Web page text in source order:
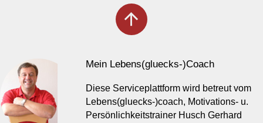
arrow_upward
Mein Lebens(gluecks-)Coach
Diese Serviceplattform wird betreut vom
Lebens(gluecks-)coach, Motivations- u.
Persönlichkeitstrainer Husch Gerhard